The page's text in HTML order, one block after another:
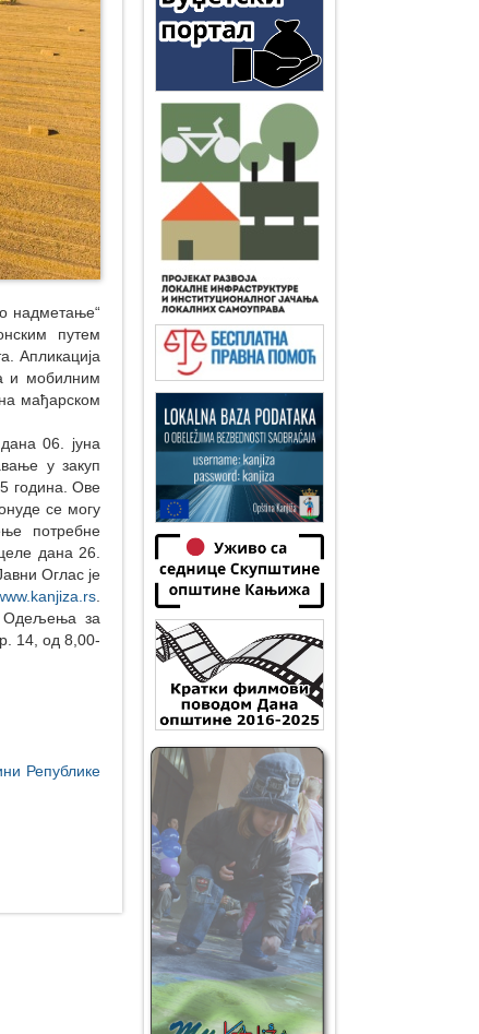
надметање“
путем
Апликација
и мобилним
мађарском
06. јуна
у закуп
година. Ове
се могу
потребне
дана 26.
Оглас је
Одељења за
14, од 8,00-
Републике